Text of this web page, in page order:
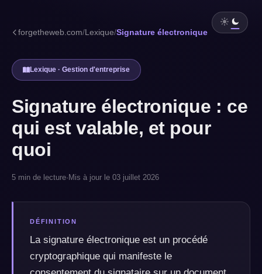
forgetheweb.com/Lexique/Signature électronique
Lexique · Gestion d'entreprise
Signature électronique : ce
qui est valable, et pour
quoi
5 min de lecture· Mis à jour le 03 juillet 2026
DÉFINITION
La signature électronique est un procédé
cryptographique qui manifeste le